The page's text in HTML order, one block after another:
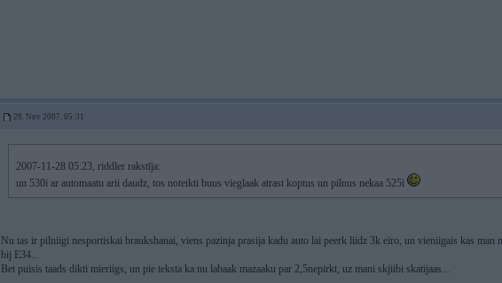
28. Nov 2007, 05:31
2007-11-28 05:23, riddler rakstīja:
un 530i ar automaatu arii daudz, tos noteikti buus vieglaak atrast koptus un pilnus nekaa 525i
Nu tas ir pilniigi nesportiskai braukshanai, viens pazinja prasija kadu auto lai peerk liidz 3k eiro, un vieniigais kas man
bij E34...
Bet puisis taads dikti mieriigs, un pie teksta ka nu labaak mazaaku par 2,5nepirkt, uz mani skjiibi skatijaas...